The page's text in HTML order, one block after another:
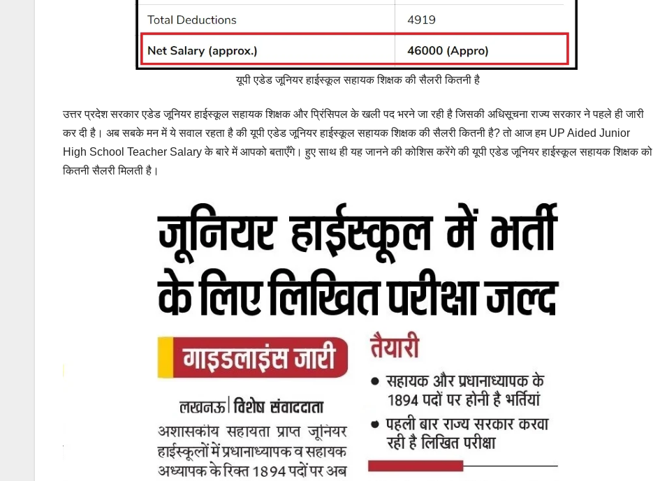
यूपी एडेड जूनियर हाईस्कूल सहायक शिक्षक की सैलरी कितनी है
उत्तर प्रदेश सरकार एडेड जूनियर हाईस्कूल सहायक शिक्षक और प्रिंसिपल के खली पद भरने जा रही है जिसकी अधिसूचना राज्य सरकार ने पहले ही जारी
कर दी है। अब सबके मन में ये सवाल रहता है की यूपी एडेड जूनियर हाईस्कूल सहायक शिक्षक की सैलरी कितनी है? तो आज हम UP Aided Junior
High School Teacher Salary के बारे में आपको बताएँगे। हुए साथ ही यह जानने की कोशिस करेंगे की यूपी एडेड जूनियर हाईस्कूल सहायक शिक्षक को
कितनी सैलरी मिलती है।